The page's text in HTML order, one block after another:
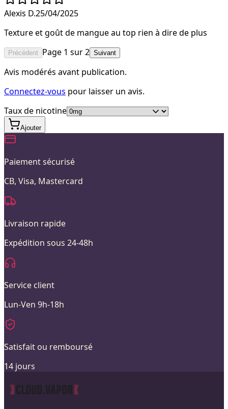
Alexis D.25/04/2025
Texture et goût de mangue au top rien à dire de plus
Précédent Page 1 sur2 Suivant
Avis modérés avant publication.
Connectez-vous pour laisser un avis.
Taux de nicotine
Ajouter
Paiement sécurisé
CB, Visa, Mastercard
Livraison rapide
Expédition sous 24-48h
Service client
Lun-Ven 9h-18h
Satisfait ou remboursé
14 jours